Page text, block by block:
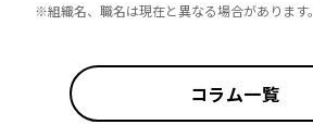
※組織名、職名は現在と異なる場合があります。
コラム一覧